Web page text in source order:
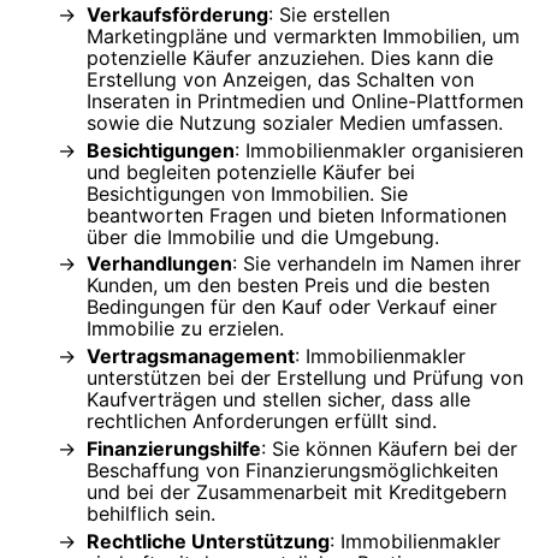
Verkaufsförderung: Sie erstellen
Marketingpläne und vermarkten Immobilien, um
potenzielle Käufer anzuziehen. Dies kann die
Erstellung von Anzeigen, das Schalten von
Inseraten in Printmedien und Online-Plattformen
sowie die Nutzung sozialer Medien umfassen.
Besichtigungen: Immobilienmakler organisieren
und begleiten potenzielle Käufer bei
Besichtigungen von Immobilien. Sie
beantworten Fragen und bieten Informationen
über die Immobilie und die Umgebung.
Verhandlungen: Sie verhandeln im Namen ihrer
Kunden, um den besten Preis und die besten
Bedingungen für den Kauf oder Verkauf einer
Immobilie zu erzielen.
Vertragsmanagement: Immobilienmakler
unterstützen bei der Erstellung und Prüfung von
Kaufverträgen und stellen sicher, dass alle
rechtlichen Anforderungen erfüllt sind.
Finanzierungshilfe: Sie können Käufern bei der
Beschaffung von Finanzierungsmöglichkeiten
und bei der Zusammenarbeit mit Kreditgebern
behilflich sein.
Rechtliche Unterstützung: Immobilienmakler